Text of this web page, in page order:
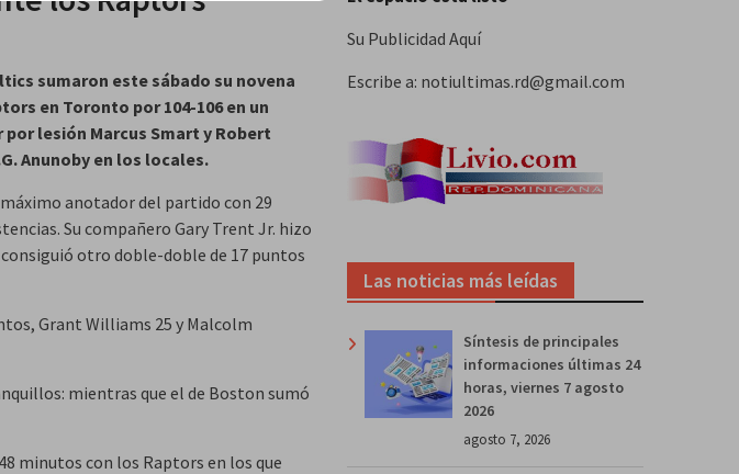
sumaron este sábado su novena
en Toronto por 104-106 en un
lesión Marcus Smart y Robert
Anunoby en los locales.
anotador del partido con 29
Su compañero Gary Trent Jr. hizo
otro doble-doble de 17 puntos
Grant Williams 25 y Malcolm
mientras que el de Boston sumó
minutos con los Raptors en los que
Su Publicidad Aquí
Escribe a: notiultimas.rd@gmail.com
Las noticias más leídas
Síntesis de principales
informaciones últimas 24
horas, viernes 7 agosto
2026
agosto 7, 2026